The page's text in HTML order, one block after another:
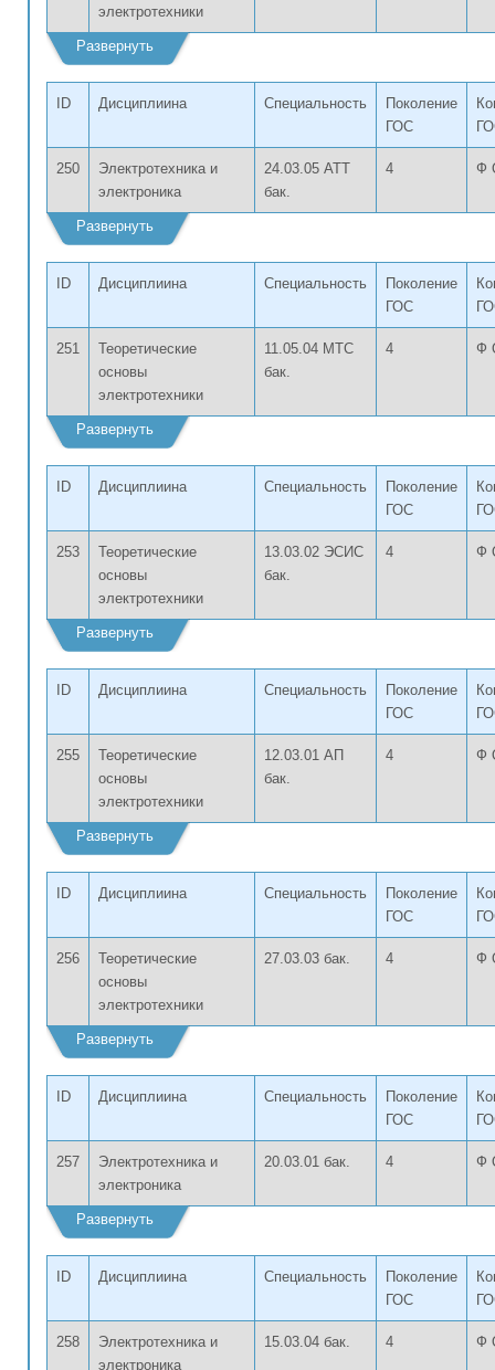
электротехники
Развернуть
ID Дисциплиина Специальность
Поколение
ГОС
250
Электротехника и
электроника
24.03.05 АТТ
бак.
4 Ф
Развернуть
ID Дисциплиина Специальность
Поколение
ГОС
251
Теоретические
основы
электротехники
11.05.04 МТС
бак.
4 Ф
Развернуть
ID Дисциплиина Специальность
Поколение
ГОС
253
Теоретические
основы
электротехники
13.03.02 ЭСИС
бак.
4 Ф
Развернуть
ID Дисциплиина Специальность
Поколение
ГОС
255
Теоретические
основы
электротехники
12.03.01 АП
бак.
4 Ф
Развернуть
ID Дисциплиина Специальность
Поколение
ГОС
256
Теоретические
основы
электротехники
27.03.03 бак. 4 Ф
Развернуть
ID Дисциплиина Специальность
Поколение
ГОС
257
Электротехника и
электроника
20.03.01 бак. 4 Ф
Развернуть
ID Дисциплиина Специальность
Поколение
ГОС
258
Электротехника и
электроника
15.03.04 бак. 4 Ф